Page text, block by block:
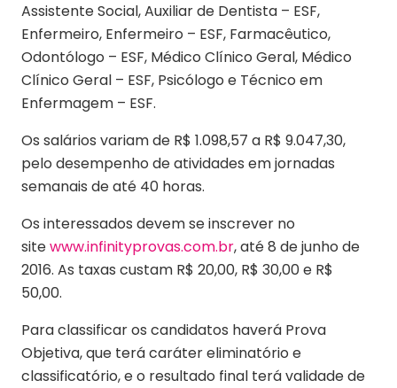
Assistente Social, Auxiliar de Dentista – ESF,
Enfermeiro, Enfermeiro – ESF, Farmacêutico,
Odontólogo – ESF, Médico Clínico Geral, Médico
Clínico Geral – ESF, Psicólogo e Técnico em
Enfermagem – ESF.
Os salários variam de R$ 1.098,57 a R$ 9.047,30,
pelo desempenho de atividades em jornadas
semanais de até 40 horas.
Os interessados devem se inscrever no
sitewww.infinityprovas.com.br, até 8 de junho de
2016. As taxas custam R$ 20,00, R$ 30,00 e R$
50,00.
Para classificar os candidatos haverá Prova
Objetiva, que terá caráter eliminatório e
classificatório, e o resultado final terá validade de